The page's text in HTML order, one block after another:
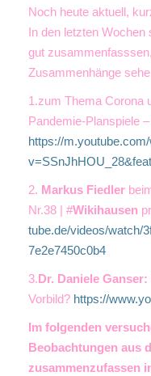
Noch heute aktuell,
In den letzten
gut
Zusammenhänge
1.zum Thema Corona
Pandemie-Planspiele
https://
2. Markus Fiedler
Nr.38 | #Wikihausen
tube.de/videos/watch/
7e2e7450c0b4
3.Dr. Daniele Ganser:
Vorbild? https://
Im folgenden
Beobachtungen aus
zusammenzufassen